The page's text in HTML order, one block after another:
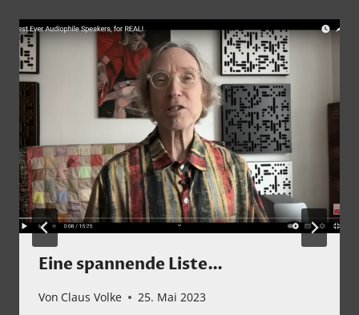
Eine spannende Liste…
Von Claus Volke 25. Mai 2023